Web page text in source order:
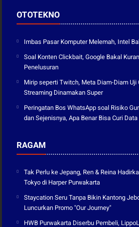
OTOTEKNO
Imbas Pasar Komputer Melemah, Intel
Soal Konten Clickbait, Google Bakal
Penelusuran
Mirip seperti Twitch, Meta Diam-Diam Uji
Streaming Dinamakan Super
Peringatan Bos WhatsApp soal Risiko
dan Sejenisnya, Apa Benar Bisa Curi Data
RAGAM
Tak Perlu ke Jepang, Ren & Reina
Tokyo di Harper Purwakarta
Staycation Seru Tanpa Bikin Kantong
Luncurkan Promo "Our Journey"
HWB Purwakarta Diserbu Pembeli,